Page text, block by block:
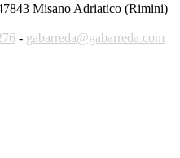
Misano Adriatico (Rimini)
- gabarreda@gabarreda.com